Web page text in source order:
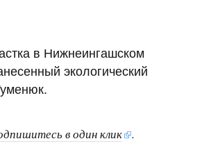
в Нижнеингашском
экологический
в один клик .